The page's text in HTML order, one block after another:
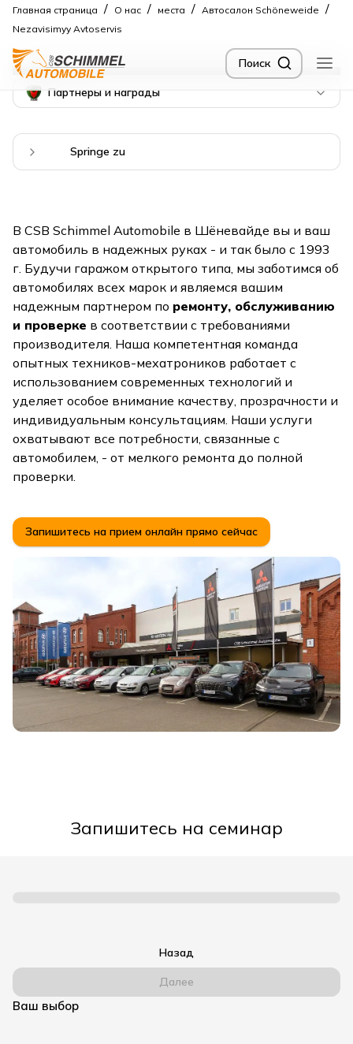
Главная страница / О нас / места / Автосалон Schöneweide /
Nezavisimyy Avtoservis
Поиск
Ваш независимый гараж
в Берлине Шёневайде
Партнеры и награды
Springe zu
В CSB Schimmel Automobile в Шёневайде вы и ваш
автомобиль в надежных руках - и так было с 1993
г. Будучи гаражом открытого типа, мы заботимся об
автомобилях всех марок и являемся вашим
надежным партнером по ремонту, обслуживанию
и проверке в соответствии с требованиями
производителя. Наша компетентная команда
опытных техников-мехатроников работает с
использованием современных технологий и
уделяет особое внимание качеству, прозрачности и
индивидуальным консультациям. Наши услуги
охватывают все потребности, связанные с
автомобилем, - от мелкого ремонта до полной
проверки.
Запишитесь на прием онлайн прямо сейчас
Запишитесь на семинар
Назад
Далее
Ваш выбор